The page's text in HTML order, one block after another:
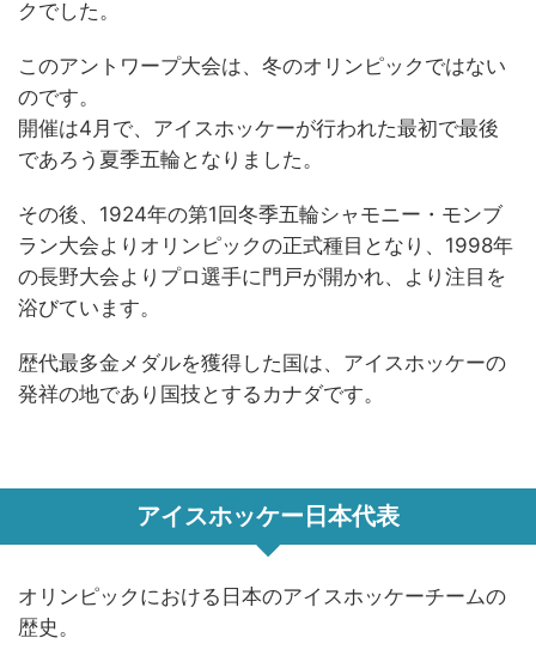
クでした。
このアントワープ大会は、冬のオリンピックではない
のです。
開催は4月で、アイスホッケーが行われた最初で最後
であろう夏季五輪となりました。
その後、1924年の第1回冬季五輪シャモニー・モンブ
ラン大会よりオリンピックの正式種目となり、1998年
の長野大会よりプロ選手に門戸が開かれ、より注目を
浴びています。
歴代最多金メダルを獲得した国は、アイスホッケーの
発祥の地であり国技とするカナダです。
アイスホッケー日本代表
オリンピックにおける日本のアイスホッケーチームの
歴史。